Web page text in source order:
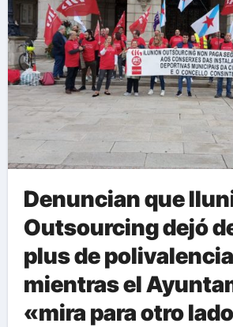
Denuncian que
Outsourcing dejó
plus de polivalencia
mientras el
«mira para otro